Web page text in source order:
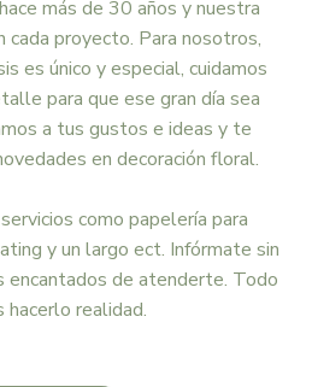
más de 30 años y nuestra
cada proyecto. Para nosotros,
es único y especial, cuidamos
para que ese gran día sea
a tus gustos e ideas y te
en decoración floral.
como papelería para
y un largo ect. Infórmate sin
encantados de atenderte. Todo
realidad.